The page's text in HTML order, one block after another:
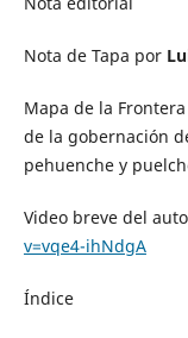
Nota de Tapa por
Mapa de la
de la gobernación
pehuenche y
Video breve del
v=vqe4-ihNdgA
Índice